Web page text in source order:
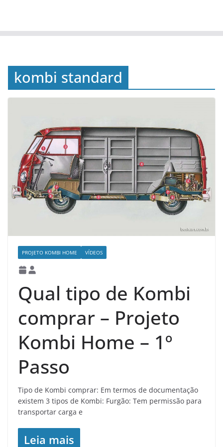
kombi standard
PROJETO KOMBI HOME VÍDEOS
Qual tipo de Kombi
comprar – Projeto
Kombi Home – 1º
Passo
Tipo de Kombi comprar: Em termos de documentação
existem 3 tipos de Kombi: Furgão: Tem permissão para
transportar carga e
Leia mais